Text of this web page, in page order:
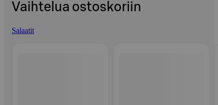
Vaihtelua ostoskoriin
Salaatit